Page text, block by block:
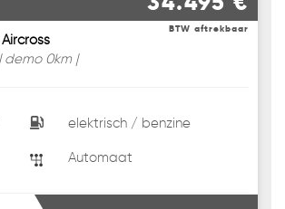
BTW aftrekbaar
demo 0km |
elektrisch / benzine
Automaat